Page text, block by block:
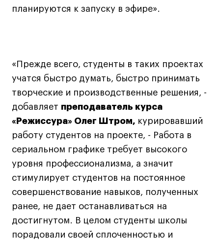
Карьера
Живые проекты
Конкурсы
Участие в выставках
Летние стажировки
Проекты студентов
Работы студентов
«Живые» проекты
Участие в выставках
Britanka New Creatives
Fashion Summer
Проект с Microsoft
планируются к запуску в эфире».
«Прежде всего, студенты в таких проектах
учатся быстро думать, быстро принимать
творческие и производственные решения, -
добавляет преподаватель курса
«Режиссура» Олег Штром, курировавший
работу студентов на проекте, - Работа в
сериальном графике требует высокого
уровня профессионализма, а значит
стимулирует студентов на постоянное
совершенствование навыков, полученных
ранее, не дает останавливаться на
достигнутом. В целом студенты школы
порадовали своей сплоченностью и